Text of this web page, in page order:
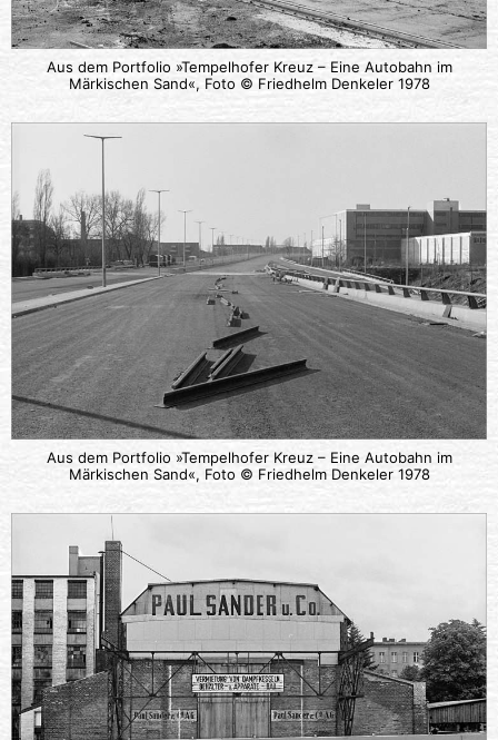
Aus dem Portfolio »Tempelhofer Kreuz – Eine Autobahn im
Märkischen Sand«, Foto © Friedhelm Denkeler 1978
Aus dem Portfolio »Tempelhofer Kreuz – Eine Autobahn im
Märkischen Sand«, Foto © Friedhelm Denkeler 1978